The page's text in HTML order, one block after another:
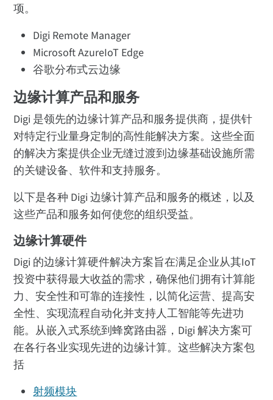
项。
Digi Remote Manager
Microsoft AzureIoT Edge
谷歌分布式云边缘
边缘计算产品和服务
Digi 是领先的边缘计算产品和服务提供商，提供针
对特定行业量身定制的高性能解决方案。这些全面
的解决方案提供企业无缝过渡到边缘基础设施所需
的关键设备、软件和支持服务。
以下是各种 Digi 边缘计算产品和服务的概述，以及
这些产品和服务如何使您的组织受益。
边缘计算硬件
Digi 的边缘计算硬件解决方案旨在满足企业从其IoT
投资中获得最大收益的需求，确保他们拥有计算能
力、安全性和可靠的连接性，以简化运营、提高安
全性、实现流程自动化并支持人工智能等先进功
能。从嵌入式系统到蜂窝路由器，Digi 解决方案可
在各行各业实现先进的边缘计算。这些解决方案包
括
射频模块